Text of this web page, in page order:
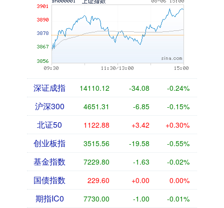
深证成指 14110.12 -34.08 -0.24%
沪深300 4651.31 -6.85 -0.15%
北证50 1122.88 +3.42 +0.30%
创业板指 3515.56 -19.58 -0.55%
基金指数 7229.80 -1.63 -0.02%
国债指数 229.60 +0.00 0.00%
期指IC0 7730.00 -1.00 -0.01%